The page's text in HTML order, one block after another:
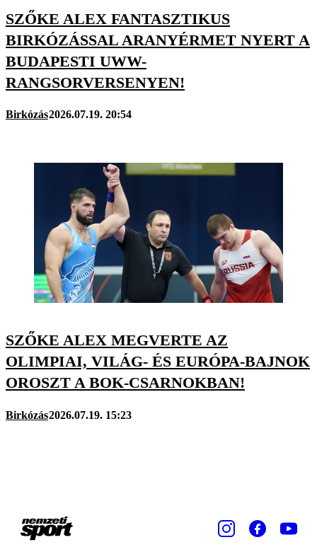
SZŐKE ALEX FANTASZTIKUS
BIRKÓZÁSSAL ARANYÉRMET NYERT A
BUDAPESTI UWW-
RANGSORVERSENYEN!
Birkózás2026.07.19. 20:54
SZŐKE ALEX MEGVERTE AZ
OLIMPIAI, VILÁG- ÉS EURÓPA-BAJNOK
OROSZT A BOK-CSARNOKBAN!
Birkózás2026.07.19. 15:23